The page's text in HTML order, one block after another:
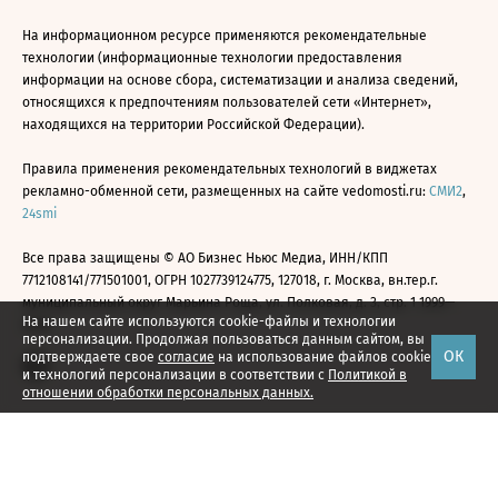
На нашем сайте используются cookie-файлы и технологии
персонализации. Продолжая пользоваться данным сайтом, вы
подтверждаете свое согласие на использование файлов cookie
и технологий персонализации в соответствии с Политикой в
отношении обработки персональных данных.
ОК
На информационном ресурсе применяются рекомендательные
технологии (информационные технологии предоставления
информации на основе сбора, систематизации и анализа сведений,
относящихся к предпочтениям пользователей сети «Интернет»,
находящихся на территории Российской Федерации).
Правила применения рекомендательных технологий в виджетах
рекламно-обменной сети, размещенных на сайте vedomosti.ru: СМИ2,
24smi
Все права защищены © АО Бизнес Ньюс Медиа, ИНН/КПП
7712108141/771501001, ОГРН 1027739124775, 127018, г. Москва, вн.тер.г.
муниципальный округ Марьина Роща, ул. Полковая, д. 3, стр. 1 1999—
2026